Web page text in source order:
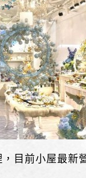
目前小屋最新